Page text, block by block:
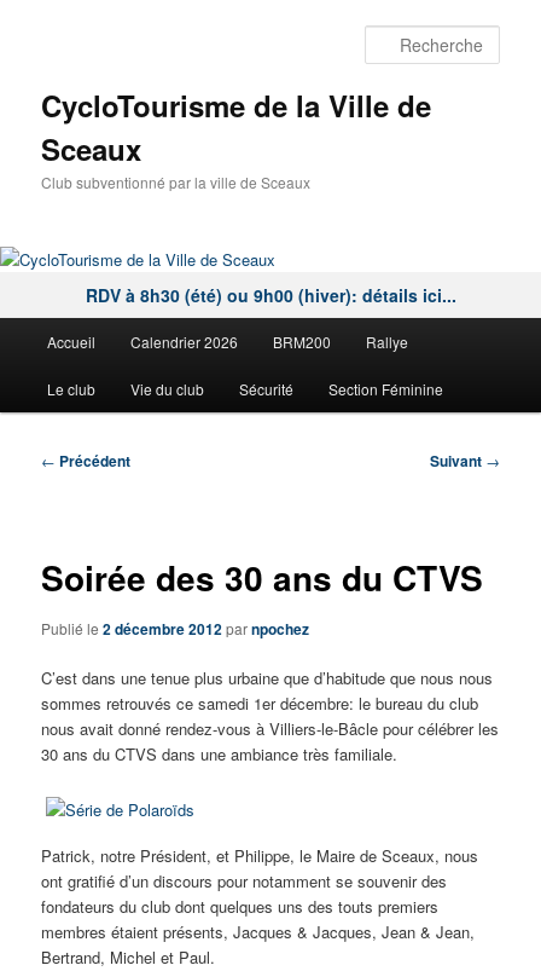
CycloTourisme de la Ville de
Sceaux
Club subventionné par la ville de Sceaux
RDV à 8h30 (été) ou 9h00 (hiver): détails ici...
principal
Accueil Calendrier 2026 BRM200 Rallye
Le club Vie du club Sécurité Section Féminine
Navigation
← Précédent Suivant →
Soirée des 30 ans du CTVS
Publié le2 décembre 2012parnpochez
C’est dans une tenue plus urbaine que d’habitude que nous nous
sommes retrouvés ce samedi 1er décembre: le bureau du club
nous avait donné rendez-vous à Villiers-le-Bâcle pour célébrer les
30 ans du CTVS dans une ambiance très familiale.
Patrick, notre Président, et Philippe, le Maire de Sceaux, nous
ont gratifié d’un discours pour notamment se souvenir des
fondateurs du club dont quelques uns des touts premiers
membres étaient présents, Jacques & Jacques, Jean & Jean,
Bertrand, Michel et Paul.